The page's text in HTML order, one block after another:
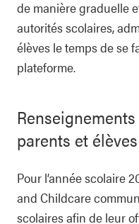
de manière graduelle
autorités scolaires,
élèves le temps de se
plateforme.
parents et élèves
Pour l’année scolaire
and Childcare
scolaires afin de leur